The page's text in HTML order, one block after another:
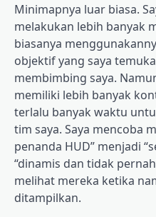
Minimapnya luar biasa.
melakukan lebih banyak
biasanya
objektif yang saya
membimbing saya.
memiliki lebih banyak
terlalu banyak waktu
tim saya. Saya mencoba
penanda HUD” menjadi
“dinamis dan tidak
melihat mereka ketika
ditampilkan.